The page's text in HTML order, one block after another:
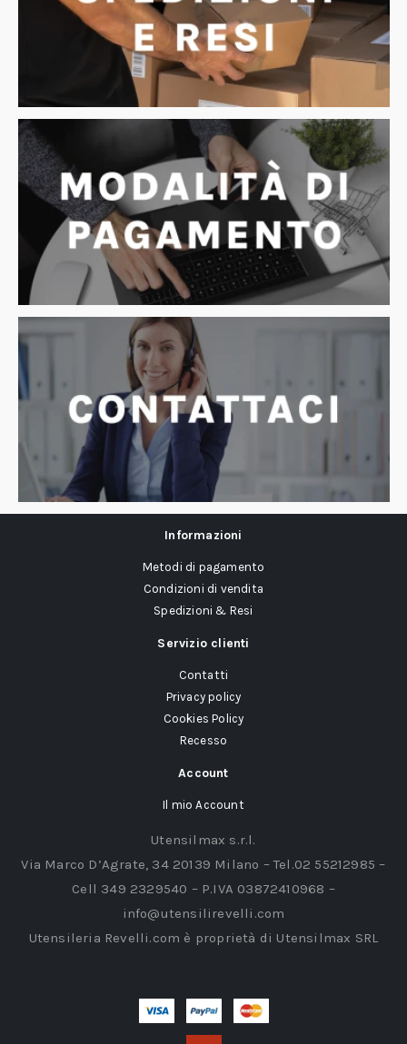
Informazioni
Metodi di pagamento
Condizioni di vendita
Spedizioni & Resi
Servizio clienti
Contatti
Privacy policy
Cookies Policy
Recesso
Account
Il mio Account
Utensilmax s.r.l.
Via Marco D’Agrate, 34 20139 Milano – Tel.02 55212985 –
Cell 349 2329540 – P.IVA 03872410968 –
info@utensilirevelli.com
Utensileria Revelli.com è proprietà di Utensilmax SRL